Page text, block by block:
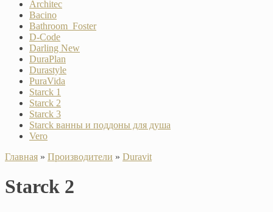
Architec
Bacino
Bathroom_Foster
D-Code
Darling New
DuraPlan
Durastyle
PuraVida
Starck 1
Starck 2
Starck 3
Starck ванны и поддоны для душа
Vero
Главная » Производители » Duravit
Starck 2